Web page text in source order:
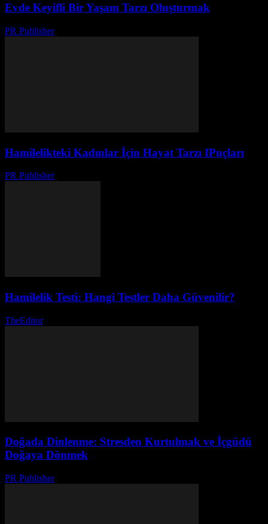
Evde Keyifli Bir Yaşam Tarzı Oluşturmak
PR Publisher-
Hamilelikteki Kadınlar İçin Hayat Tarzı IPuçları
PR Publisher-
Hamilelik Testi: Hangi Testler Daha Güvenilir?
TheEditor-
Doğada Dinlenme: Stresden Kurtulmak ve İçgüdü
Doğaya Dönmek
PR Publisher-